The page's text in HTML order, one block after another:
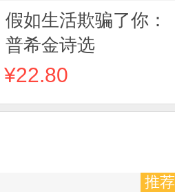
假如生活欺骗了你：
普希金诗选
¥22.80
推荐